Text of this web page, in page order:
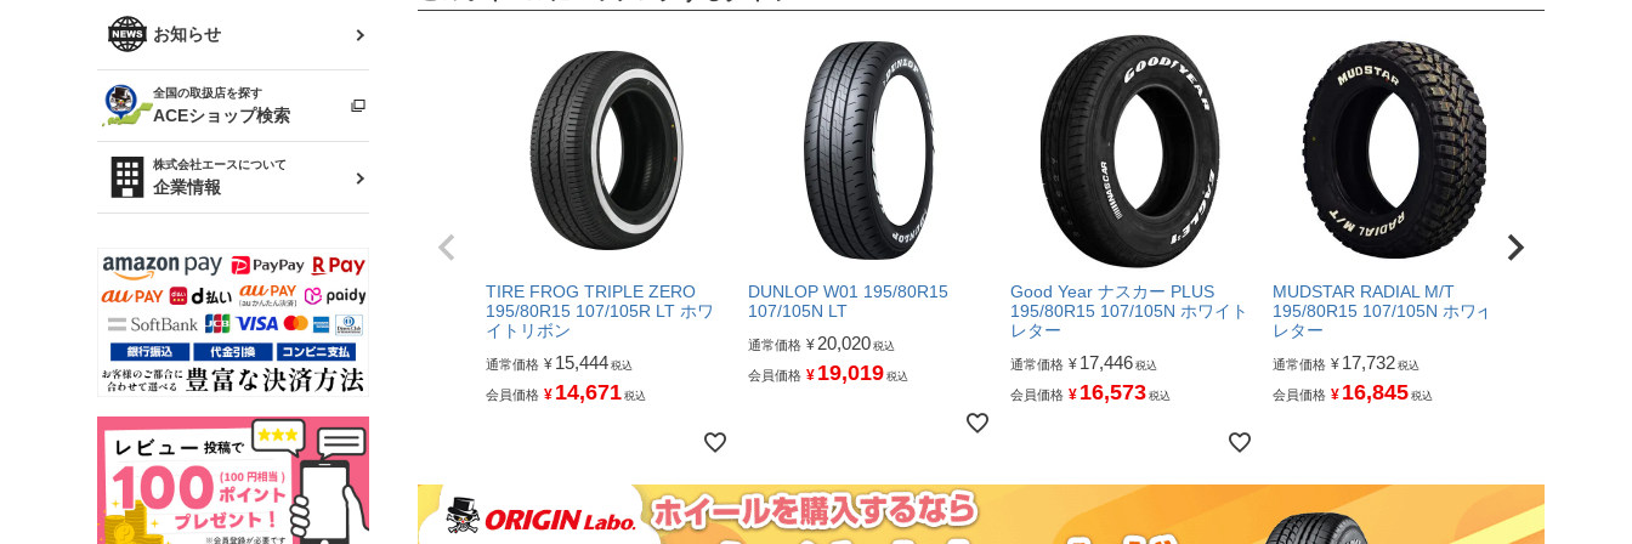
ソアラ
アルテッツァ
プロボックス
RAV4
R34 スカイライン
スカイライン
（ER34/R33/ECR33/R32）
キャラバン
ローレル
セフィーロ
ファッション小物
雑貨・ステーショナリー
ベビー用品
お知らせ
全国の取扱店を探す
ACEショップ検索
株式会社エースについて
企業情報
TIRE FROG TRIPLE ZERO
195/80R15 107/105R LT ホワ
イトリボン
通常価格 ¥ 15,444 税込
会員価格 ¥ 14,671 税込
DUNLOP W01 195/80R15
107/105N LT
通常価格 ¥20,020 税込
会員価格 ¥ 19,019 税込
Good Year ナスカー PLUS
195/80R15 107/105N ホワイト
レター
通常価格 ¥ 17,446 税込
会員価格 ¥ 16,573 税込
MUDSTAR RADIAL M/T
195/80R15 107/105N ホワイト
レター
通常価格 ¥ 17,732 税込
会員価格 ¥ 16,845 税込